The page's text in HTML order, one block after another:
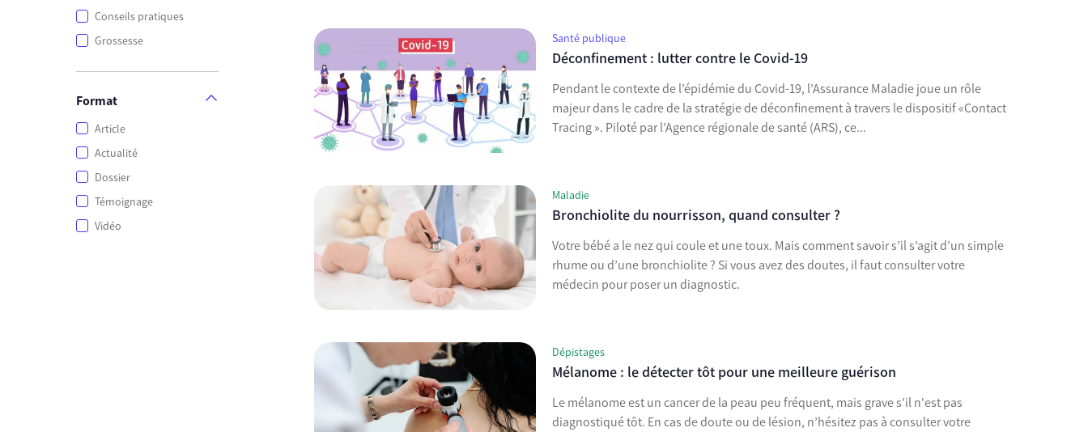
Conseils pratiques
Grossesse
Format
Article
Actualité
Dossier
Témoignage
Vidéo
Santé publique
Déconfinement : lutter contre le Covid-19
Pendant le contexte de l’épidémie du Covid-19, l’Assurance Maladie joue un rôle
majeur dans le cadre de la stratégie de déconfinement à travers le dispositif «Contact
Tracing ». Piloté par l’Agence régionale de santé (ARS), ce...
Maladie
Bronchiolite du nourrisson, quand consulter ?
Votre bébé a le nez qui coule et une toux. Mais comment savoir s’il s’agit d’un simple
rhume ou d’une bronchiolite ? Si vous avez des doutes, il faut consulter votre
médecin pour poser un diagnostic.
Dépistages
Mélanome : le détecter tôt pour une meilleure guérison
Le mélanome est un cancer de la peau peu fréquent, mais grave s'il n'est pas
diagnostiqué tôt. En cas de doute ou de lésion, n’hésitez pas à consulter votre